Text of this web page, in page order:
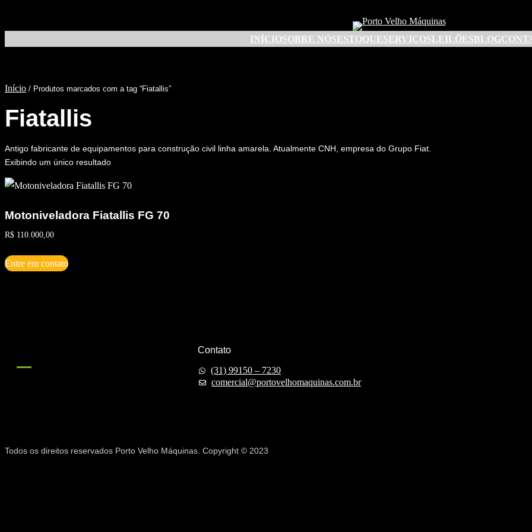
INÍCIOSOBRE NÓSESTOQUESERVIÇOSLEILÕESBLOG
Início / Produtos marcados com a tag “Fiatallis”
Fiatallis
Antigo fabricante de equipamentos para construção civil linha amarela. Atualmente CNH, empresa do Grupo Fiat.
Exibindo um único resultado
Motoniveladora Fiatallis FG 70
R$ 110.000,00
Entre em contato
Contato
(31) 99150 – 7230
comercial@portovelhomaquinas.com.br
Todos os direitos reservados Porto Velho Máquinas. Copyright © 2023